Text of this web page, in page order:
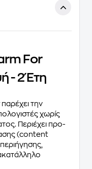
For
- 2 Έτη
παρέχει την
χωρίς
Περιέχει προ-
(content